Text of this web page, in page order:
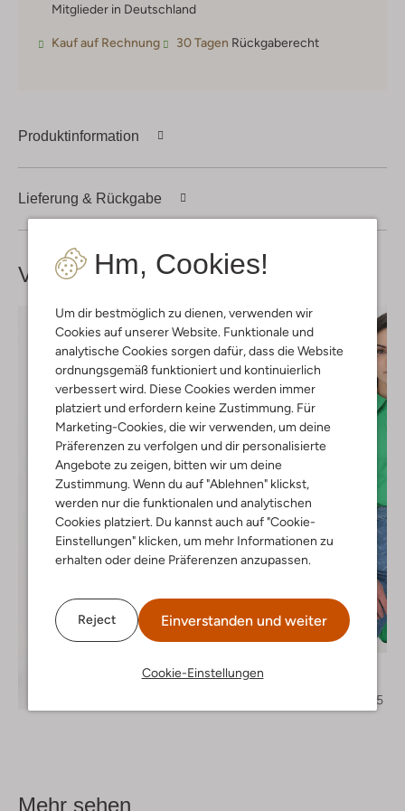
Hm, Cookies!
Um dir bestmöglich zu dienen, verwenden wir
Cookies auf unserer Website. Funktionale und
analytische Cookies sorgen dafür, dass die Website
ordnungsgemäß funktioniert und kontinuierlich
verbessert wird. Diese Cookies werden immer
platziert und erfordern keine Zustimmung. Für
Marketing-Cookies, die wir verwenden, um deine
Präferenzen zu verfolgen und dir personalisierte
Angebote zu zeigen, bitten wir um deine
Zustimmung. Wenn du auf "Ablehnen" klickst,
werden nur die funktionalen und analytischen
Cookies platziert. Du kannst auch auf "Cookie-
Einstellungen" klicken, um mehr Informationen zu
erhalten oder deine Präferenzen anzupassen.
Reject Einverstanden und weiter
Cookie-Einstellungen
Mitglieder in Deutschland
Kauf auf Rechnung 30 Tagen Rückgaberecht
Produktinformation
Lieferung & Rückgabe
Vervollständige deinenLook
Letzter Artikel
-60%
€ 47,95
Mehr sehen